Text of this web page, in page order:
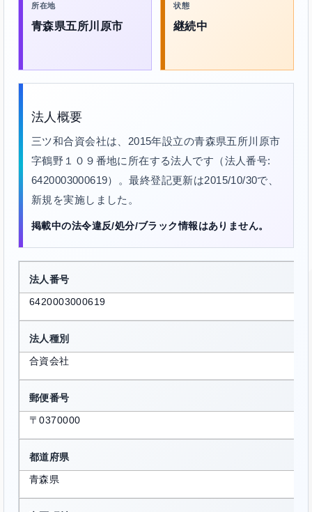
所在地
青森県五所川原市
状態
継続中
法人概要
三ツ和合資会社は、2015年設立の青森県五所川原市
字鶴野１０９番地に所在する法人です（法人番号:
6420003000619）。最終登記更新は2015/10/30で、
新規を実施しました。
掲載中の法令違反/処分/ブラック情報はありません。
法人番号
6420003000619
法人種別
合資会社
郵便番号
〒0370000
都道府県
青森県